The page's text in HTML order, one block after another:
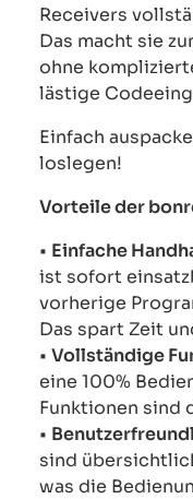
Receivers
Das macht sie
ohne
lästige
Einfach
loslegen!
Vorteile der
• Einfache
ist sofort
vorherige
Das spart Zeit
• Vollständige
eine 100%
Funktionen sind
•
sind
was die